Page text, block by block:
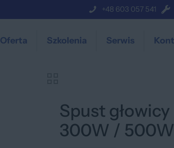
+48 603 057 541
Oferta Szkolenia Serwis
Spust
300W / 500W